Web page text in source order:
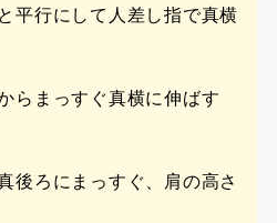
平行にして人差し指で真横
らまっすぐ真横に伸ばす
ろにまっすぐ、肩の高さ